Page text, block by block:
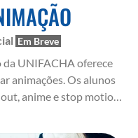
da UNIFACHA oferece
animações. Os alunos
anime e stop motion,
para cinema, TV,